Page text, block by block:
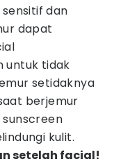
dan
dapat
untuk tidak
setidaknya
berjemur
kulit.
setelah facial!